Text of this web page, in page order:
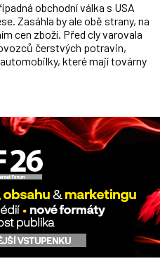
obchodní válka s USA
Zasáhla by ale obě strany, na
cen zboží. Před cly varovala
čerstvých potravin,
které mají továrny